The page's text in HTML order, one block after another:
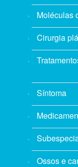
Moléculas
Cirurgia
Síntoma
Ossos e